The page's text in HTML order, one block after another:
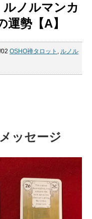
ルノルマンカ
運勢【A】
OSHO禅タロット , ルノル
ッセージ